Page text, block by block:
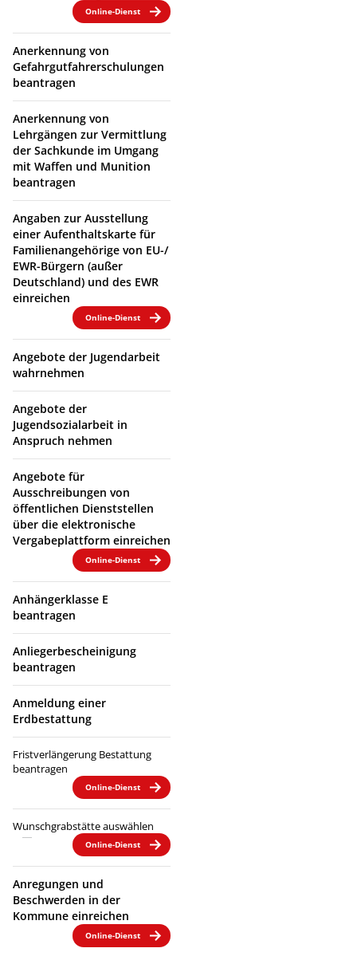
Online-Dienst
Anerkennung von
Gefahrgutfahrerschulungen
beantragen
Anerkennung von
Lehrgängen zur Vermittlung
der Sachkunde im Umgang
mit Waffen und Munition
beantragen
Angaben zur Ausstellung
einer Aufenthaltskarte für
Familienangehörige von EU-/
EWR-Bürgern (außer
Deutschland) und des EWR
einreichen
Online-Dienst
Angebote der Jugendarbeit
wahrnehmen
Angebote der
Jugendsozialarbeit in
Anspruch nehmen
Angebote für
Ausschreibungen von
öffentlichen Dienststellen
über die elektronische
Vergabeplattform einreichen
Online-Dienst
Anhängerklasse E
beantragen
Anliegerbescheinigung
beantragen
Anmeldung einer
Erdbestattung
Fristverlängerung Bestattung
beantragen
Online-Dienst
Wunschgrabstätte auswählen
Online-Dienst
Anregungen und
Beschwerden in der
Kommune einreichen
Online-Dienst